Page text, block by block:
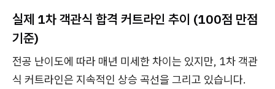
실제 1차 객관식 합격 커트라인 추이 (100점 만점
기준)
전공 난이도에 따라 매년 미세한 차이는 있지만, 1차 객관
식 커트라인은 지속적인 상승 곡선을 그리고 있습니다.